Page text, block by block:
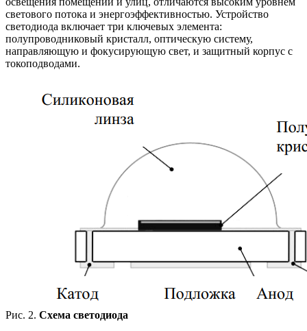
светового потока и энергоэффективностью. Устройство
светодиода включает три ключевых элемента:
полупроводниковый кристалл, оптическую систему,
направляющую и фокусирующую свет, и защитный корпус с
токоподводами.
Рис. 2. Схема светодиода